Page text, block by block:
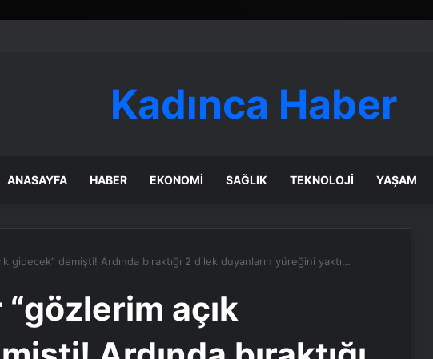
Kadınca Haber
ANASAYFA HABER EKONOMI SAĞLIK TEKNOLOJI YAŞAM
gidecek” demişti! Ardında bıraktığı 2 dilek duyanların yüreğini yaktı…
açık